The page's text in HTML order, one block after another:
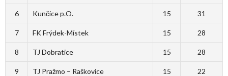
6 Kunčice p.O. 15 31
7 FK Frýdek-Místek 15 28
8 TJ Dobratice 15 28
9 TJ Pražmo – Raškovice 15 22